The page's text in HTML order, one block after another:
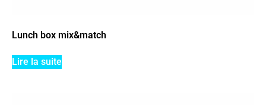
Lunch box mix&match
Lire la suite